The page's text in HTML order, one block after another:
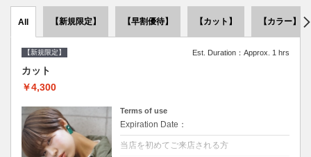
All 【新規限定】 【早割優待】 【カット】 【カラー】
【新規限定】 Est. Duration：Approx. 1 hrs
カット
￥4,300
Terms of use
Expiration Date：
当店を初めてご来店される方